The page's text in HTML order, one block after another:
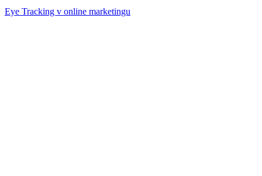
Eye Tracking v online marketingu